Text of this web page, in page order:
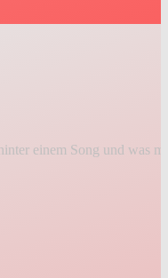
einem Song und was